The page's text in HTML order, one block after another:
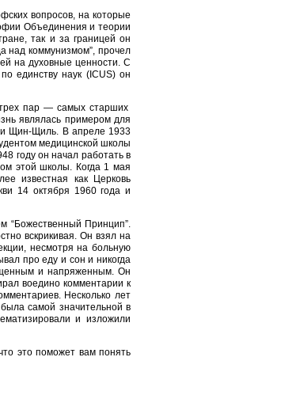
вопросов, на которые
Объединения и теории
так и за границей он
над коммунизмом”, прочел
на духовные ценности. С
единству наук (ICUS) он
пар — самых старших
являлась примером для
Щин-Щиль. В апреле 1933
медицинской школы
году он начал работать в
этой школы. Когда 1 мая
известная как Церковь
14 октября 1960 года и
“Божественный Принцип”.
вскрикивая. Он взял на
несмотря на больную
про еду и сон и никогда
и напряженным. Он
воедино комментарии к
Несколько лет
самой значительной в
и изложили
это поможет вам понять